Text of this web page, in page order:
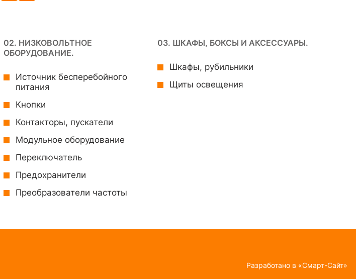
02. НИЗКОВОЛЬТНОЕ
ОБОРУДОВАНИЕ.
Источник бесперебойного
питания
Кнопки
Контакторы, пускатели
Модульное оборудование
Переключатель
Предохранители
Преобразователи частоты
03. ШКАФЫ, БОКСЫ И АКСЕССУАРЫ.
Шкафы, рубильники
Щиты освещения
Разработано в «Смарт-Сайт»